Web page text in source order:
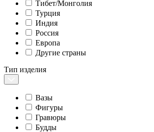
Тибет/Монголия
Турция
Индия
Россия
Европа
Другие страны
Тип изделия
Вазы
Фигуры
Гравюры
Будды